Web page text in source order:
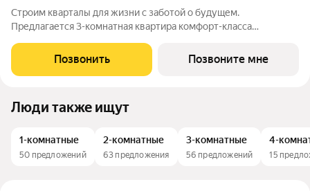
Строим кварталы для жизни с заботой о будущем.
Предлагается 3-комнатная квартира комфорт-класса
на 12-м этаже, в жилом комплексе "Рябиновая Роща".Квартиры
без отделки. Доступность опции
Позвонить Позвоните мне
Люди также ищут
1-комнатные
50 предложений
2-комнатные
63 предложения
3-комнатные
56 предложений
4-
15